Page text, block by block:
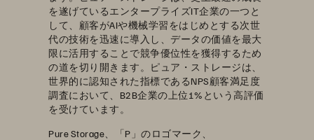
を遂げているエンタープライズIT企業の一つと
して、顧客がAIや機械学習をはじめとする次世
代の技術を迅速に導入し、データの価値を最大
限に活用することで競争優位性を獲得するため
の道を切り開きます。ピュア・ストレージは、
世界的に認知された指標であるNPS顧客満足度
調査において、B2B企業の上位1%という高評価
を受けています。
Pure Storage、「P」のロゴマーク、